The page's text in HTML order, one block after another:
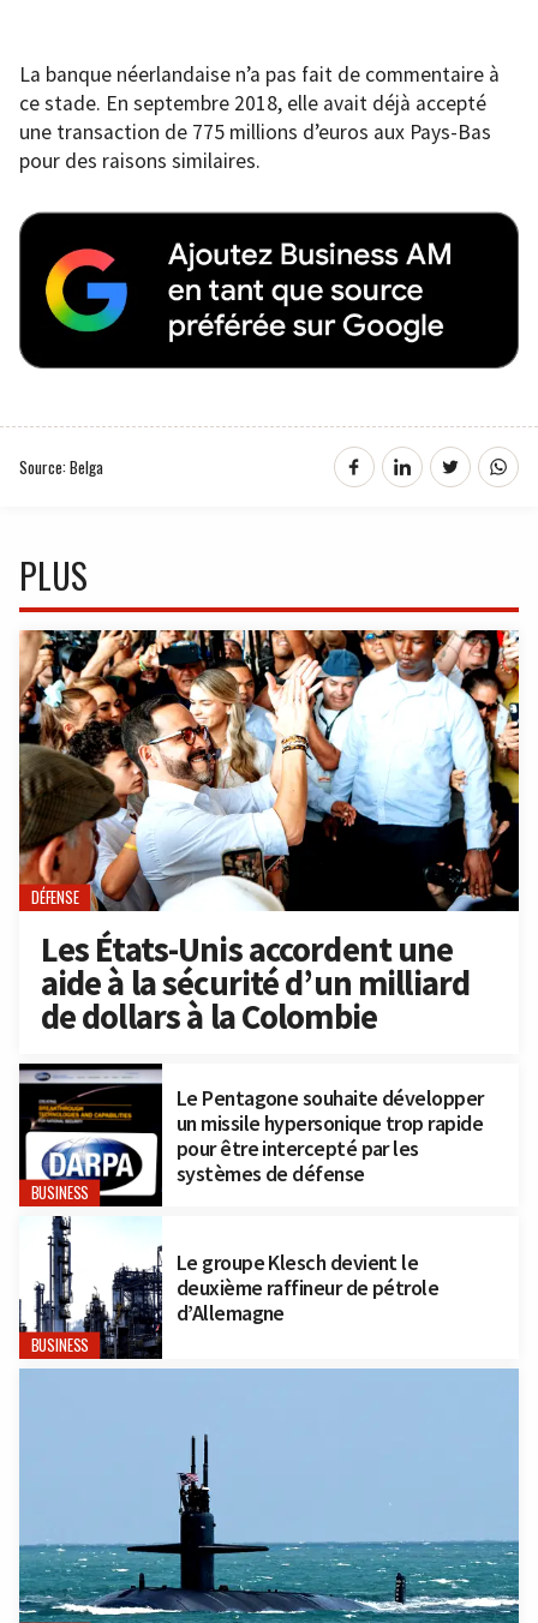
La banque néerlandaise n’a pas fait de commentaire à
ce stade. En septembre 2018, elle avait déjà accepté
une transaction de 775 millions d’euros aux Pays-Bas
pour des raisons similaires.
Source: Belga
PLUS
DÉFENSE
Les États-Unis accordent une
aide à la sécurité d’un milliard
de dollars à la Colombie
BUSINESS
Le Pentagone souhaite développer
un missile hypersonique trop rapide
pour être intercepté par les
systèmes de défense
BUSINESS
Le groupe Klesch devient le
deuxième raffineur de pétrole
d’Allemagne